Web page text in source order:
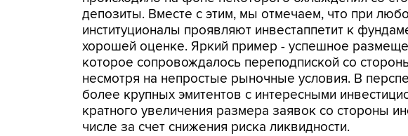
депозиты. Вместе с этим, мы отмечаем, что при
институционалы проявляют инвестаппетит к
хорошей оценке. Яркий пример - успешное
которое сопровождалось переподпиской со
несмотря на непростые рыночные условия. В
более крупных эмитентов с интересными
кратного увеличения размера заявок со стороны
числе за счет снижения риска ликвидности.